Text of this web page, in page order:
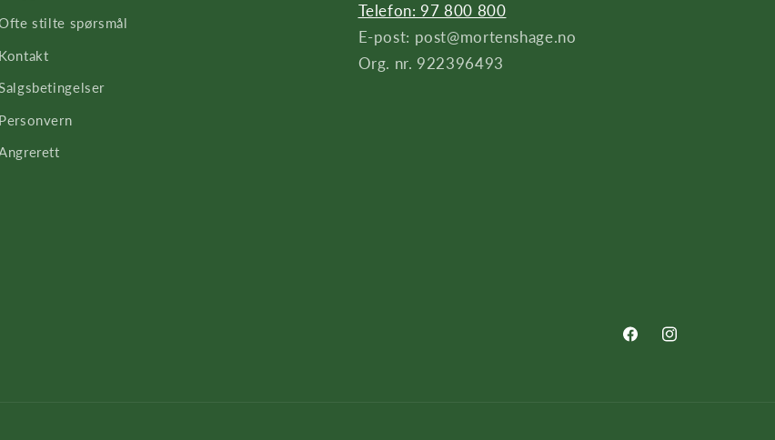
stilte spørsmål
Kontakt
Personvern
Telefon: 97 800 800
E-post: post@mortenshage.no
Org. nr. 922396493
FacebookInstagram